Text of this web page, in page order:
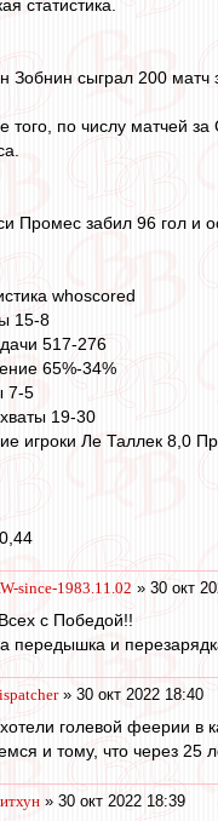
статистика.
Зобнин сыграл 200 матч
того, по числу матчей
Промес забил 96 гол и
whoscored
15-8
517-276
65%-34%
7-5
19-30
игроки Ле Таллек 8,0
since-1983.11.02 » 30 окт
с Победой!!
передышка и
» 30 окт 2022 18:40
голевой феерии в
и тому, что через 25
» 30 окт 2022 18:39